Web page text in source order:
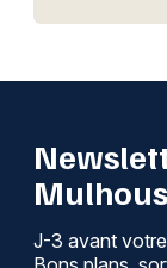
J-3 avant